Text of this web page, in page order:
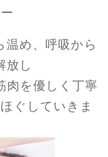
温め、呼吸から
放し
肉を優しく丁寧
ほぐしていきま